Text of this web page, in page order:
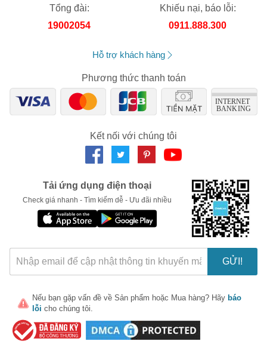
Tổng đài:
19002054
Khiếu nại, báo lỗi:
0911.888.300
Hỗ trợ khách hàng
Phương thức thanh toán
Kết nối với chúng tôi
Tải ứng dụng điện thoại
Check giá nhanh - Tìm kiếm dễ - Ưu đãi nhiều
GỬI!
Nếu bạn gặp vấn đề về Sản phẩm hoặc Mua hàng? Hãy báo
lỗi cho chúng tôi.
Mã Giảm Giá Dành Riêng Cho Bạn